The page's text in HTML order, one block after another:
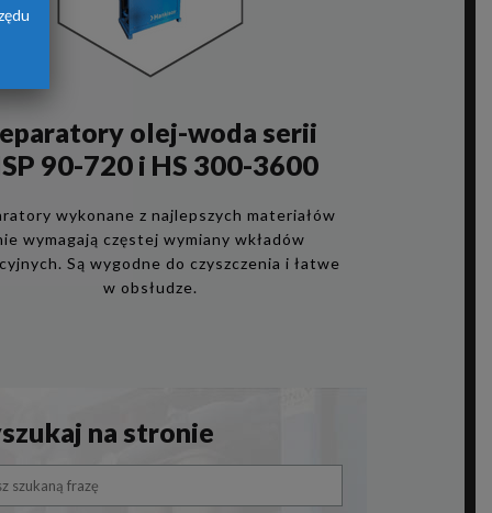
olej-woda serii
90-720 i HS 300-3600
wykonane z najlepszych materiałów
wymagają częstej wymiany wkładów
Są wygodne do czyszczenia i łatwe
w obsłudze.
na stronie